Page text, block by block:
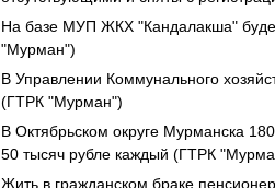
На базе МУП ЖКХ "Кандалакша"
"Мурман")
В Управлении Коммунального
(ГТРК "Мурман")
В Октябрьском округе Мурманска
50 тысяч рубле каждый (ГТРК
Жить в гражданском браке